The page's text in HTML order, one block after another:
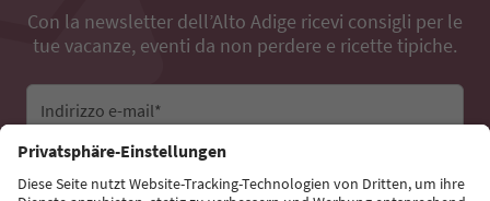
Con la newsletter dell’Alto Adige ricevi consigli per le
tue vacanze, eventi da non perdere e ricette tipiche.
Indirizzo e-mail*
Iscriviti alla newsletter